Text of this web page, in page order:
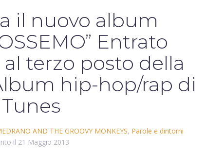
il nuovo album
Entrato
terzo posto della
hip-hop/rap di
AND THE GROOVY MONKEYS, Parole e dintorni
il 21 Maggio 2013